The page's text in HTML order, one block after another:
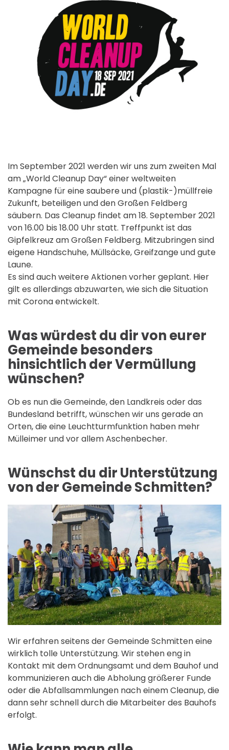
Im September 2021 werden wir uns zum zweiten Mal
am „World Cleanup Day“ einer weltweiten
Kampagne für eine saubere und (plastik-)müllfreie
Zukunft, beteiligen und den Großen Feldberg
säubern. Das Cleanup findet am 18. September 2021
von 16.00 bis 18.00 Uhr statt. Treffpunkt ist das
Gipfelkreuz am Großen Feldberg. Mitzubringen sind
eigene Handschuhe, Müllsäcke, Greifzange und gute
Laune.
Es sind auch weitere Aktionen vorher geplant. Hier
gilt es allerdings abzuwarten, wie sich die Situation
mit Corona entwickelt.
Was würdest du dir von eurer
Gemeinde besonders
hinsichtlich der Vermüllung
wünschen?
Ob es nun die Gemeinde, den Landkreis oder das
Bundesland betrifft, wünschen wir uns gerade an
Orten, die eine Leuchtturmfunktion haben mehr
Mülleimer und vor allem Aschenbecher.
Wünschst du dir Unterstützung
von der Gemeinde Schmitten?
Wir erfahren seitens der Gemeinde Schmitten eine
wirklich tolle Unterstützung. Wir stehen eng in
Kontakt mit dem Ordnungsamt und dem Bauhof und
kommunizieren auch die Abholung größerer Funde
oder die Abfallsammlungen nach einem Cleanup, die
dann sehr schnell durch die Mitarbeiter des Bauhofs
erfolgt.